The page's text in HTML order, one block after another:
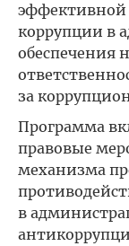
коррупции в
обеспечения
за
Программа
правовые
механизма
в